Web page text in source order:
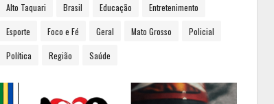
Alto Taquari Brasil Educação Entretenimento
Esporte Foco e Fé Geral Mato Grosso Policial
Política Região Saúde